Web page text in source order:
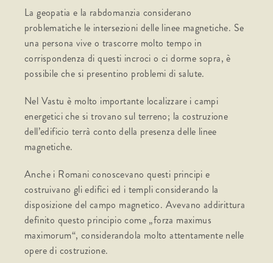
La geopatia e la rabdomanzia considerano
problematiche le intersezioni delle linee magnetiche. Se
una persona vive o trascorre molto tempo in
corrispondenza di questi incroci o ci dorme sopra, è
possibile che si presentino problemi di salute.
Nel Vastu è molto importante localizzare i campi
energetici che si trovano sul terreno; la costruzione
dell’edificio terrà conto della presenza delle linee
magnetiche.
Anche i Romani conoscevano questi principi e
costruivano gli edifici ed i templi considerando la
disposizione del campo magnetico. Avevano addirittura
definito questo principio come „forza maximus
maximorum“, considerandola molto attentamente nelle
opere di costruzione.